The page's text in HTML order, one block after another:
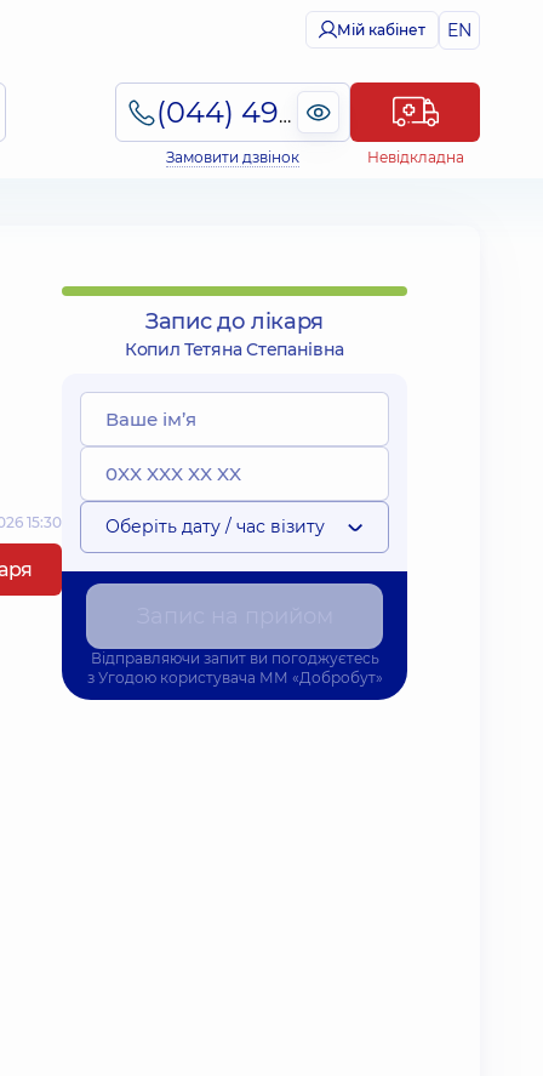
Мій кабінет EN
(044) 495-2-888
Замовити дзвінок Невідкладна
15:30
Запис до лікаря
Копил Тетяна Степанівна
Оберіть дату / час візиту
Відправляючи запит ви погоджуєтесь
з Угодою користувача ММ «Добробут»